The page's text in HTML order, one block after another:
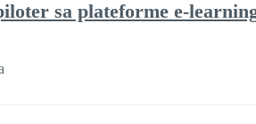
sa plateforme e-